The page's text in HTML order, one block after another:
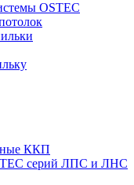
OSTEC
ККП
серий ЛПС и ЛНС